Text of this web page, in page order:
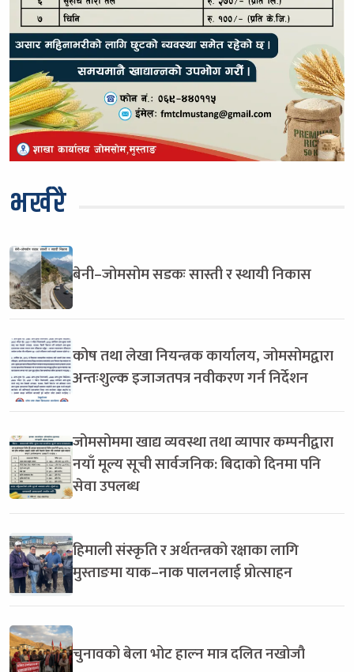
भर्खरै
बेनी–जोमसोम सडकः सास्ती र स्थायी निकास
कोष तथा लेखा नियन्त्रक कार्यालय, जोमसोमद्वारा
अन्तःशुल्क इजाजतपत्र नवीकरण गर्न निर्देशन
जोमसोममा खाद्य व्यवस्था तथा व्यापार कम्पनीद्वारा
नयाँ मूल्य सूची सार्वजनिक: बिदाको दिनमा पनि
सेवा उपलब्ध
हिमाली संस्कृति र अर्थतन्त्रको रक्षाका लागि
मुस्ताङमा याक–नाक पालनलाई प्रोत्साहन
चुनावको बेला भोट हाल्न मात्र दलित नखोजौ